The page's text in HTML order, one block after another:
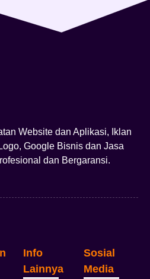
Website dan Aplikasi, Iklan
Google Bisnis dan Jasa
dan Bergaransi.
Info
Lainnya
Sosial
Media